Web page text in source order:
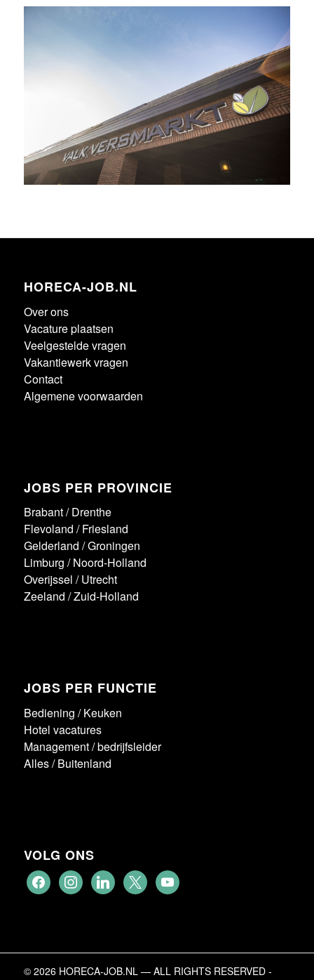
HORECA-JOB.NL
Over ons
Vacature plaatsen
Veelgestelde vragen
Vakantiewerk vragen
Contact
Algemene voorwaarden
JOBS PER PROVINCIE
Brabant/Drenthe
Flevoland /Friesland
Gelderland /Groningen
Limburg /Noord-Holland
Overijssel /Utrecht
Zeeland /Zuid-Holland
JOBS PER FUNCTIE
Bediening /Keuken
Hotel vacatures
Management / bedrijfsleider
Alles/Buitenland
VOLG ONS
facebookinstagramlinkedin
x youtube
© 2026 HORECA-JOB.NL — ALL RIGHTS RESERVED -